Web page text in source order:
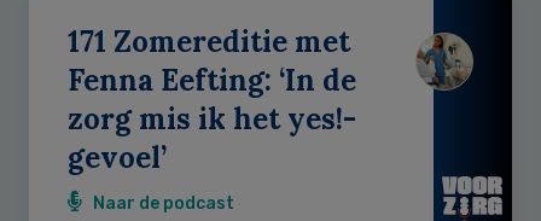
171 Zomereditie met
Fenna Eefting: ‘In de
zorg mis ik het yes!-
gevoel’
Naar de podcast